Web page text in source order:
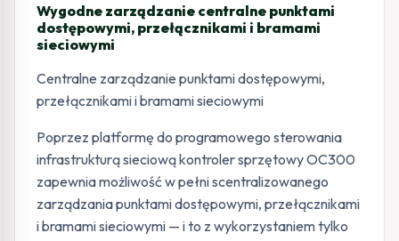
Wygodne zarządzanie centralne punktami
dostępowymi, przełącznikami i bramami
sieciowymi
Centralne zarządzanie punktami dostępowymi,
przełącznikami i bramami sieciowymi
Poprzez platformę do programowego sterowania
infrastrukturą sieciową kontroler sprzętowy OC300
zapewnia możliwość w pełni scentralizowanego
zarządzania punktami dostępowymi, przełącznikami
i bramami sieciowymi — i to z wykorzystaniem tylko